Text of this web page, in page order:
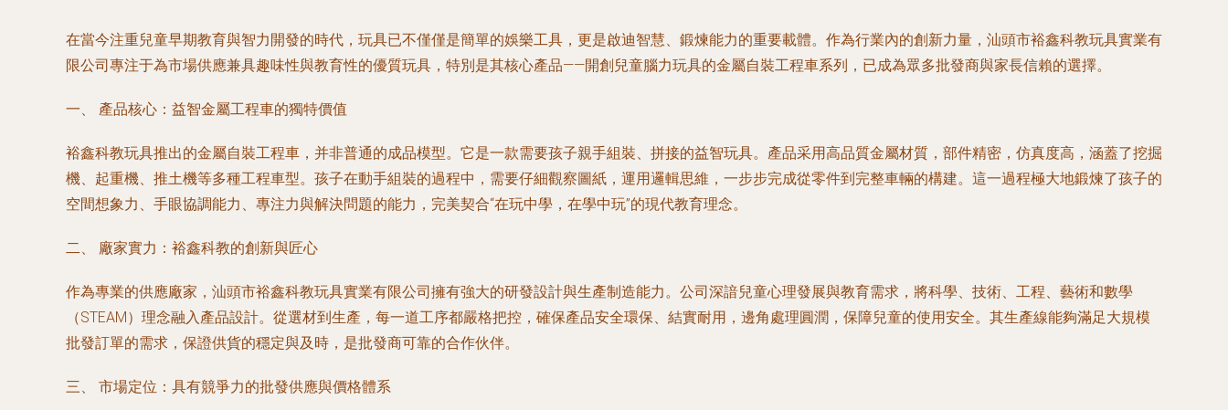
在當今注重兒童早期教育與智力開發的時代，玩具已不僅僅是簡單的娛樂工具，更是啟迪智慧、鍛煉能力的重要載體。作為行業內的創新力量，汕頭市裕鑫科教玩具實業有
限公司專注于為市場供應兼具趣味性與教育性的優質玩具，特別是其核心產品——開創兒童腦力玩具的金屬自裝工程車系列，已成為眾多批發商與家長信賴的選擇。
一、 產品核心：益智金屬工程車的獨特價值
裕鑫科教玩具推出的金屬自裝工程車，并非普通的成品模型。它是一款需要孩子親手組裝、拼接的益智玩具。產品采用高品質金屬材質，部件精密，仿真度高，涵蓋了挖掘
機、起重機、推土機等多種工程車型。孩子在動手組裝的過程中，需要仔細觀察圖紙，運用邏輯思維，一步步完成從零件到完整車輛的構建。這一過程極大地鍛煉了孩子的
空間想象力、手眼協調能力、專注力與解決問題的能力，完美契合“在玩中學，在學中玩”的現代教育理念。
二、 廠家實力：裕鑫科教的創新與匠心
作為專業的供應廠家，汕頭市裕鑫科教玩具實業有限公司擁有強大的研發設計與生產制造能力。公司深諳兒童心理發展與教育需求，將科學、技術、工程、藝術和數學
（STEAM）理念融入產品設計。從選材到生產，每一道工序都嚴格把控，確保產品安全環保、結實耐用，邊角處理圓潤，保障兒童的使用安全。其生產線能夠滿足大規模
批發訂單的需求，保證供貨的穩定與及時，是批發商可靠的合作伙伴。
三、 市場定位：具有競爭力的批發供應與價格體系